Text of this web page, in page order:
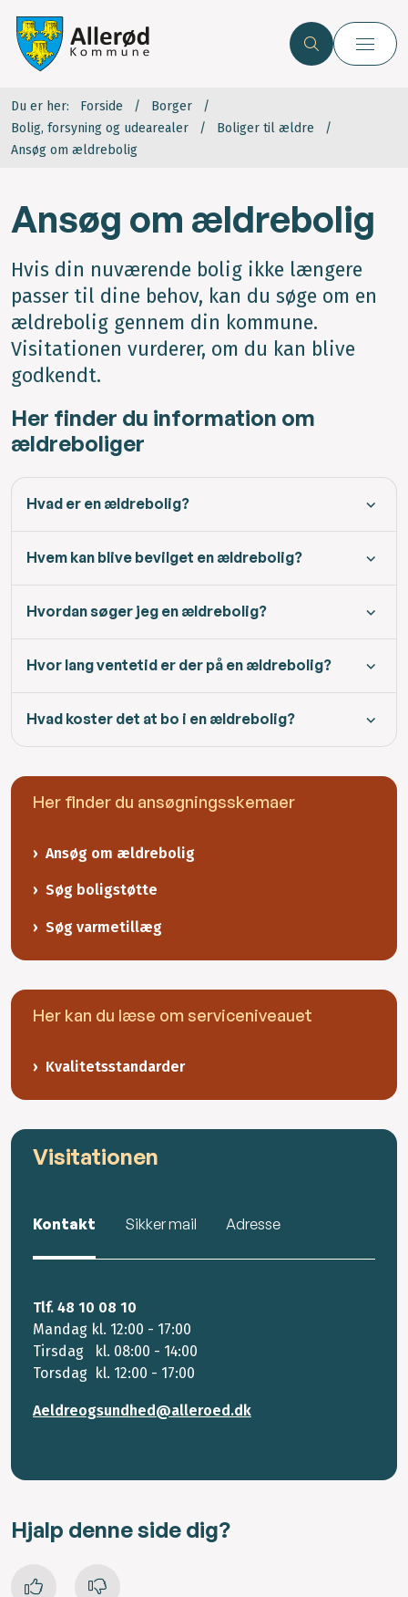
Du er her: Forside
Borger
Bolig, forsyning og udearealer
Boliger til ældre
Ansøg om ældrebolig
Ansøg om ældrebolig
Hvis din nuværende bolig ikke længere
passer til dine behov, kan du søge om en
ældrebolig gennem din kommune.
Visitationen vurderer, om du kan blive
godkendt.
Her finder du information om
ældreboliger
Hvad er en ældrebolig?
Hvem kan blive bevilget en ældrebolig?
Hvordan søger jeg en ældrebolig?
Hvor lang ventetid er der på en ældrebolig?
Hvad koster det at bo i en ældrebolig?
Her finder du ansøgningsskemaer
Ansøg om ældrebolig
Søg boligstøtte
Søg varmetillæg
Her kan du læse om serviceniveauet
Kvalitetsstandarder
Visitationen
Kontakt Sikker mail Adresse
Tlf. 48 10 08 10
Mandag kl. 12:00 - 17:00
Tirsdag kl. 08:00 - 14:00
Torsdag kl. 12:00 - 17:00
Aeldreogsundhed@alleroed.dk
Hjalp denne side dig?